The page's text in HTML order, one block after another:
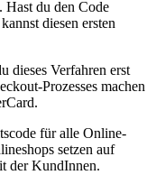
Hast du den Code
diesen ersten
dieses Verfahren erst
Prozesses machen
für alle Online-
setzen auf
der KundInnen.